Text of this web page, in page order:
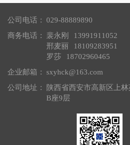
公司电话： 029-88889890
商务电话：
裴永刚
13991911052
邢麦丽
18109283951
罗莎
18702960465
企业邮箱： sxyhck@163.com
公司地址：
陕西省西安市高新区上
B座9层